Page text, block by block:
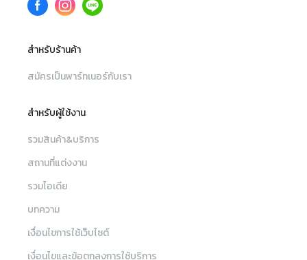
สำหรับร้านค้า
สมัครเป็นพาร์ทเนอร์กับเรา
สำหรับผู้ใช้งาน
รวมสินค้า&บริการ
สถานที่แต่งงาน
รวมไอเดีย
บทความ
เงื่อนไขการใช้เว็บไซต์
เงื่อนไขและข้อตกลงการใช้บริการ